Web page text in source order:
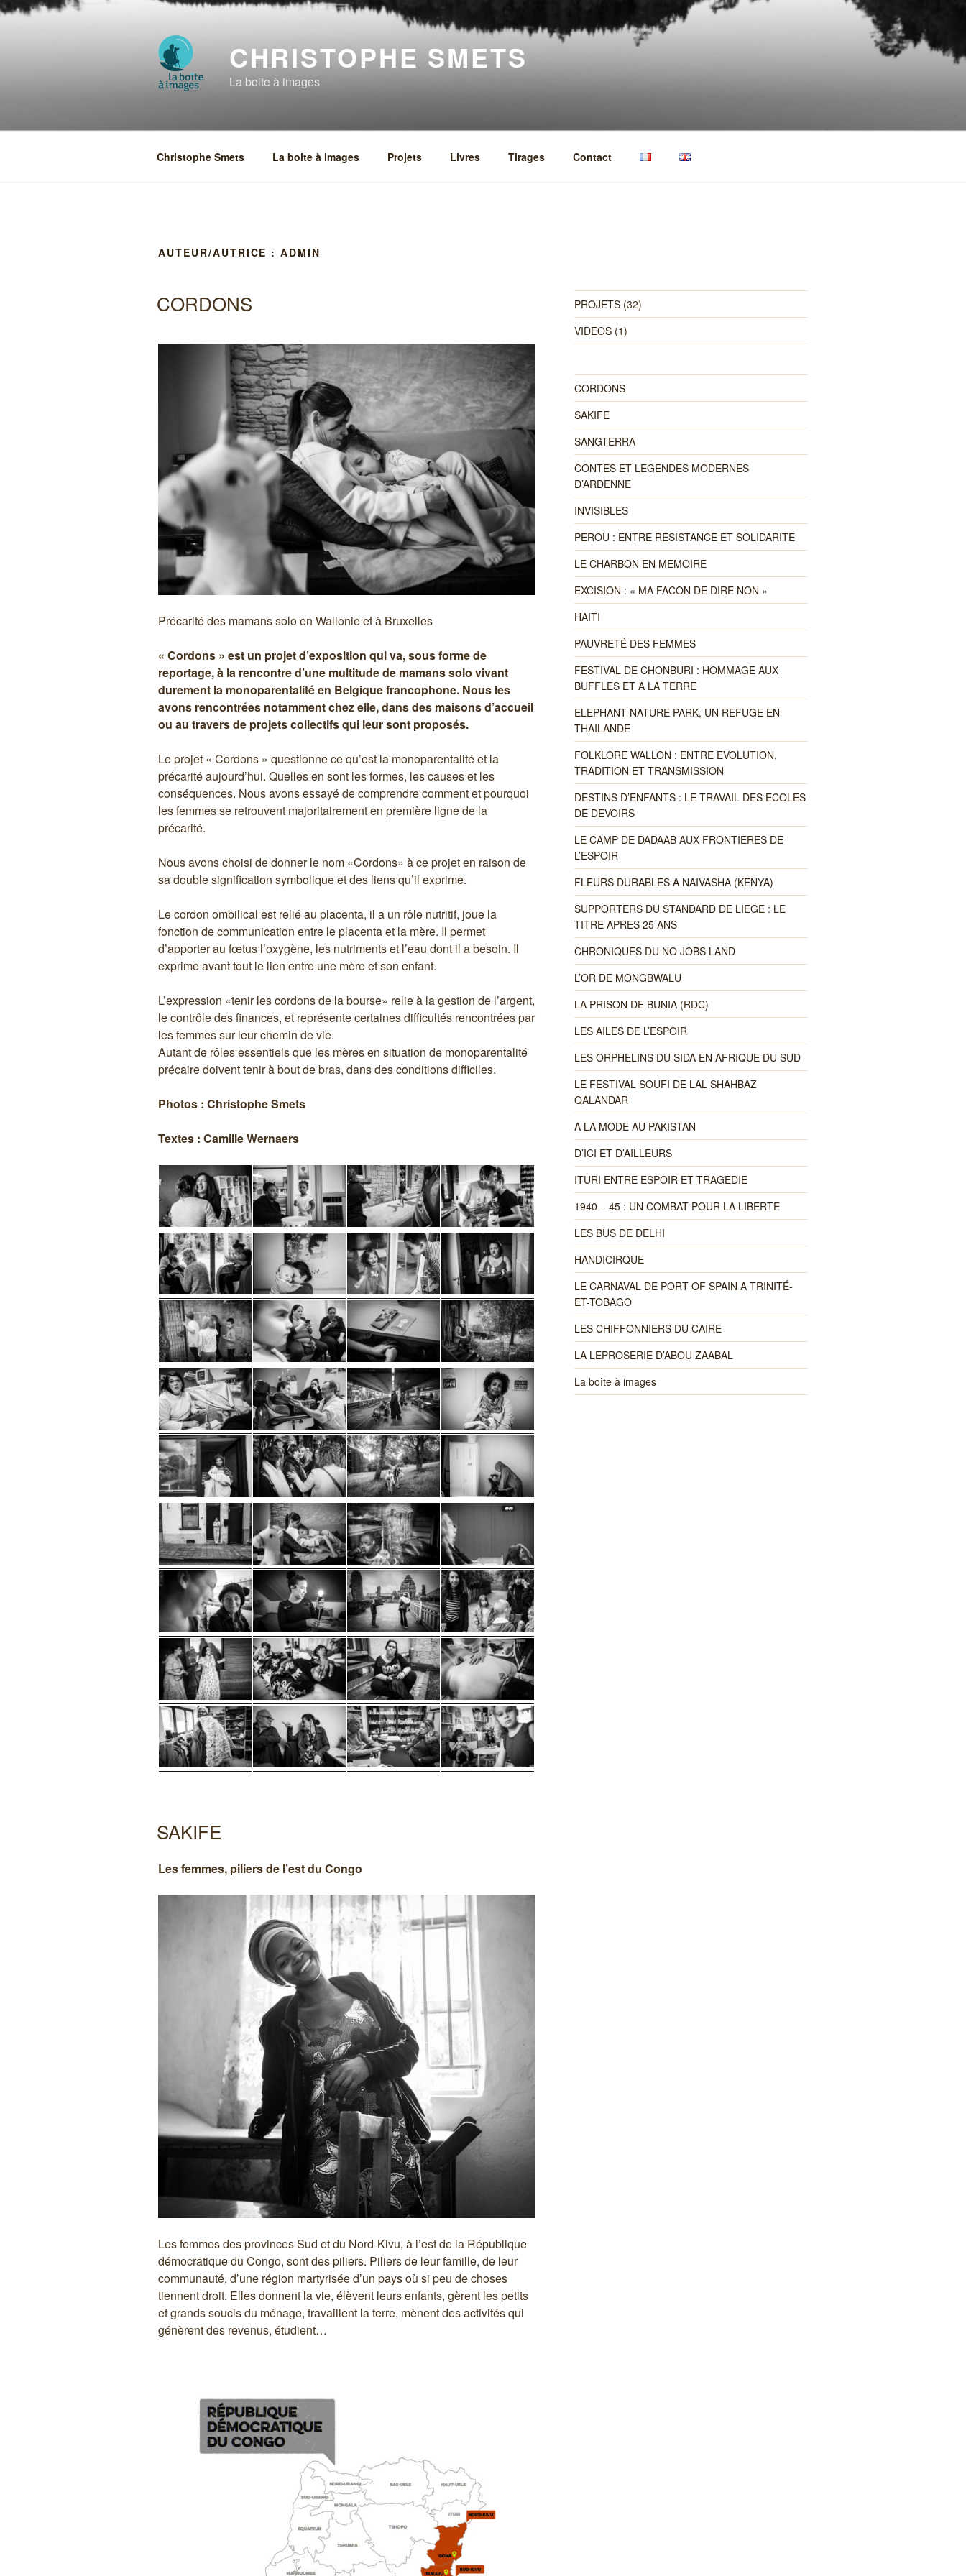
Aller
CHRISTOPHE SMETS
La boite à images
Christophe Smets La boite à images Projets Livres Tirages Contact
AUTEUR/AUTRICE :ADMIN
CORDONS
Précarité des mamans solo en Wallonie et à Bruxelles
« Cordons » est un projet d’exposition qui va, sous forme de
reportage, à la rencontre d’une multitude de mamans solo vivant
durement la monoparentalité en Belgique francophone. Nous les
avons rencontrées notamment chez elle, dans des maisons d’accueil
ou au travers de projets collectifs qui leur sont proposés.
Le projet « Cordons » questionne ce qu’est la monoparentalité et la
précarité aujourd’hui. Quelles en sont les formes, les causes et les
conséquences. Nous avons essayé de comprendre comment et pourquoi
les femmes se retrouvent majoritairement en première ligne de la
précarité.
Nous avons choisi de donner le nom «Cordons» à ce projet en raison de
sa double signification symbolique et des liens qu’il exprime.
Le cordon ombilical est relié au placenta, il a un rôle nutritif, joue la
fonction de communication entre le placenta et la mère. Il permet
d’apporter au fœtus l’oxygène, les nutriments et l’eau dont il a besoin. Il
exprime avant tout le lien entre une mère et son enfant.
L’expression «tenir les cordons de la bourse» relie à la gestion de l’argent,
le contrôle des finances, et représente certaines difficultés rencontrées par
les femmes sur leur chemin de vie.
Autant de rôles essentiels que les mères en situation de monoparentalité
précaire doivent tenir à bout de bras, dans des conditions difficiles.
Photos : Christophe Smets
Textes : Camille Wernaers
SAKIFE
Les femmes, piliers de l’est du Congo
Les femmes des provinces Sud et du Nord-Kivu, à l’est de la République
démocratique du Congo, sont des piliers. Piliers de leur famille, de leur
communauté, d’une région martyrisée d’un pays où si peu de choses
tiennent droit. Elles donnent la vie, élèvent leurs enfants, gèrent les petits
et grands soucis du ménage, travaillent la terre, mènent des activités qui
génèrent des revenus, étudient…
PROJETS(32)
VIDEOS(1)
CORDONS
SAKIFE
SANGTERRA
CONTES ET LEGENDES MODERNES
D’ARDENNE
INVISIBLES
PEROU : ENTRE RESISTANCE ET SOLIDARITE
LE CHARBON EN MEMOIRE
EXCISION : « MA FACON DE DIRE NON »
HAITI
PAUVRETÉ DES FEMMES
FESTIVAL DE CHONBURI : HOMMAGE AUX
BUFFLES ET A LA TERRE
ELEPHANT NATURE PARK, UN REFUGE EN
THAILANDE
FOLKLORE WALLON : ENTRE EVOLUTION,
TRADITION ET TRANSMISSION
DESTINS D’ENFANTS : LE TRAVAIL DES ECOLES
DE DEVOIRS
LE CAMP DE DADAAB AUX FRONTIERES DE
L’ESPOIR
FLEURS DURABLES A NAIVASHA (KENYA)
SUPPORTERS DU STANDARD DE LIEGE : LE
TITRE APRES 25 ANS
CHRONIQUES DU NO JOBS LAND
L’OR DE MONGBWALU
LA PRISON DE BUNIA (RDC)
LES AILES DE L’ESPOIR
LES ORPHELINS DU SIDA EN AFRIQUE DU SUD
LE FESTIVAL SOUFI DE LAL SHAHBAZ
QALANDAR
A LA MODE AU PAKISTAN
D’ICI ET D’AILLEURS
ITURI ENTRE ESPOIR ET TRAGEDIE
1940 – 45 : UN COMBAT POUR LA LIBERTE
LES BUS DE DELHI
HANDICIRQUE
LE CARNAVAL DE PORT OF SPAIN A TRINITÉ-
ET-TOBAGO
LES CHIFFONNIERS DU CAIRE
LA LEPROSERIE D’ABOU ZAABAL
La boîte à images